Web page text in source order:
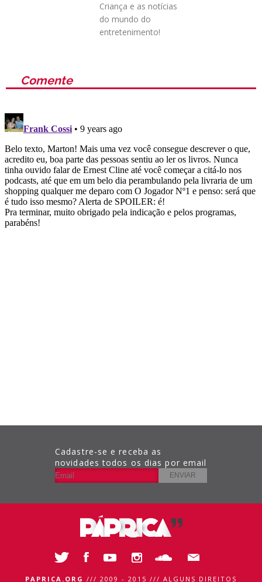
Criança e as notícias
do mundo do
entretenimento!
Comente
Cadastre-se e receba as
novidades todos os dias por email
PAPRICA.ORG /// 2009 - 2015 /// ALGUNS DIREITOS